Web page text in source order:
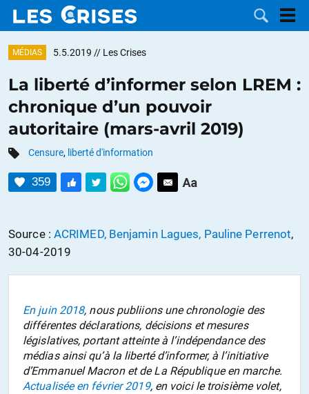
DOSSIERS
CATÉGORIES
MOTS CLÉS
CONTACTER
FAIRE UN
MÉDIAS 5.5.2019 // Les Crises
La liberté d’informer selon LREM :
chronique d’un pouvoir
autoritaire (mars-avril 2019)
Censure, liberté d'information
359
Source : ACRIMED, Benjamin Lagues, Pauline Perrenot,
30-04-2019
En juin 2018, nous publiions une chronologie des
différentes déclarations, décisions et mesures
législatives, portant atteinte à l’indépendance des
médias ainsi qu’à la liberté d’informer, à l’initiative
d’Emmanuel Macron et de La République en marche.
Actualisée en février 2019, en voici le troisième volet,